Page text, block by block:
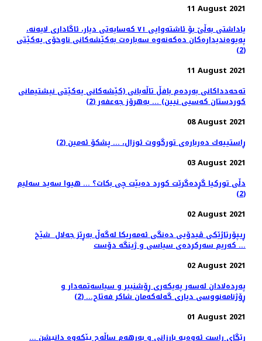
11 August 2021
،یاداشتی بەڵێ بۆ ئاشتەوایی ٧١ کەسایەتی دیار، ئاگاداری لایەنە
پەیوەندیدارەکان دەکەنەوە سەبارەت بەکێشەکانی ناوخۆی یەکێتی
(2)
11 August 2021
تەحەدداکانی بەردەم بافڵ تاڵەبانی (کێشەکانی یەکێتی نیشتیمانی
کوردستان کەسیی نیین) ... بەهرۆز جەعفەر (2)
08 August 2021
ڕاستییەك دەربارەی تورگووت ئوزال، ... پشکۆ ئەمین (2)
03 August 2021
دڵی تورکیا گڕدەگرێت کورد دەبێت چی بکات؟ ... هیوا سه‌ید سه‌لیم
(2)
02 August 2021
ڕیپۆرتاژێکی ڤیدۆیی دەنگی ئەمەریکا لەگەڵ بەڕێز جەلال شێخ
کەریم سەرکردەی سیاسی و ژینگە دۆست ...
02 August 2021
پەردەلادان لەسەر پەیكەری ڕۆشنبیر و سیاسەتمەدار و
ڕۆژنامەنووسی دیاری گەلەکەمان شاكر فەتاح... (2)
01 August 2021
ڕێگای ڕاست ئه‌وه‌یه‌ بارزانی و به‌رهه‌م ساڵه‌ح پێكه‌وه‌ دانیشن ...